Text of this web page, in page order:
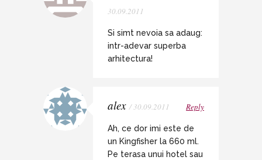
30.09.2011
Si simt nevoia sa adaug:
intr-adevar superba
arhitectura!
alex / 30.09.2011 Reply
Ah, ce dor imi este de
un Kingfisher la 660 ml.
Pe terasa unui hotel sau